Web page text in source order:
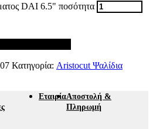
DAI 6.5" ποσότητα
Κατηγορία: Aristocut Ψαλίδια
ΕταιρίαΑποστολή &
Πληρωμή